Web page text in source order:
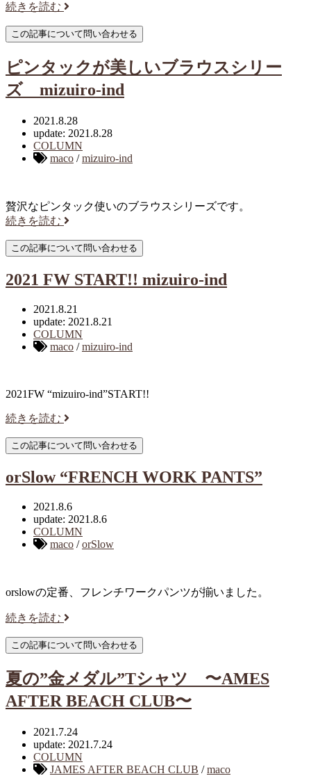
続きを読む
ピンタックが美しいブラウスシリー
ズ mizuiro-ind
2021.8.28
update: 2021.8.28
COLUMN
maco /mizuiro-ind
贅沢なピンタック使いのブラウスシリーズです。
続きを読む
2021 FW START!! mizuiro-ind
2021.8.21
update: 2021.8.21
COLUMN
maco /mizuiro-ind
2021FW “mizuiro-ind”START!!
続きを読む
orSlow “FRENCH WORK PANTS”
2021.8.6
update: 2021.8.6
COLUMN
maco /orSlow
orslowの定番、フレンチワークパンツが揃いました。
続きを読む
夏の”金メダル”Tシャツ 〜AMES
AFTER BEACH CLUB〜
2021.7.24
update: 2021.7.24
COLUMN
JAMES AFTER BEACH CLUB /maco